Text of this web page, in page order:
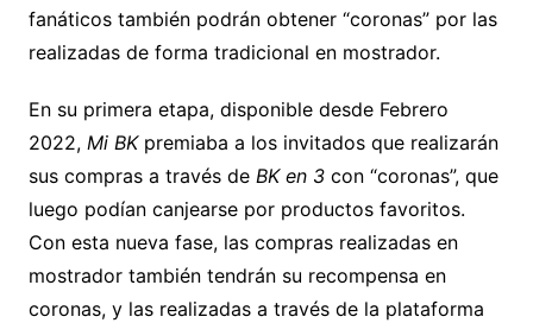
fanáticos también podrán obtener “coronas” por las
realizadas de forma tradicional en mostrador.
En su primera etapa, disponible desde Febrero
2022, Mi BKpremiaba a los invitados que realizarán
sus compras a través de BK en 3 con “coronas”, que
luego podían canjearse por productos favoritos.
Con esta nueva fase, las compras realizadas en
mostrador también tendrán su recompensa en
coronas, y las realizadas a través de la plataforma